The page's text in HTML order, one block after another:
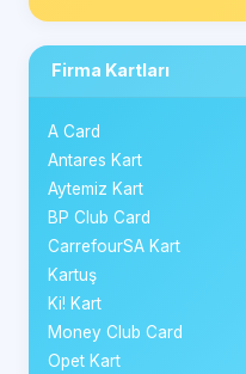
Firma Kartları
A Card
Antares Kart
Aytemiz Kart
BP Club Card
CarrefourSA Kart
Kartuş
Ki! Kart
Money Club Card
Opet Kart